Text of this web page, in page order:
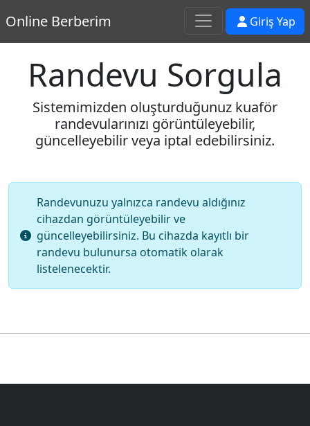
Online Berberim Giriş Yap
Randevu Sorgula
Sistemimizden oluşturduğunuz kuaför
randevularınızı görüntüleyebilir,
güncelleyebilir veya iptal edebilirsiniz.
Randevunuzu yalnızca randevu aldığınız
cihazdan görüntüleyebilir ve
güncelleyebilirsiniz. Bu cihazda kayıtlı bir
randevu bulunursa otomatik olarak
listelenecektir.